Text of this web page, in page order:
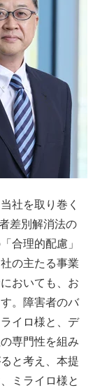
社を取り巻く
差別解消法の
合理的配慮」
の主たる事業
おいても、お
。障害者のバ
イロ様と、デ
専門性を組み
と考え、本提
ミライロ様と